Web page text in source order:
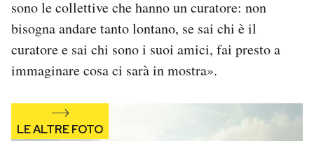
sono le collettive che hanno un curatore: non
bisogna andare tanto lontano, se sai chi è il
curatore e sai chi sono i suoi amici, fai presto a
immaginare cosa ci sarà in mostra».